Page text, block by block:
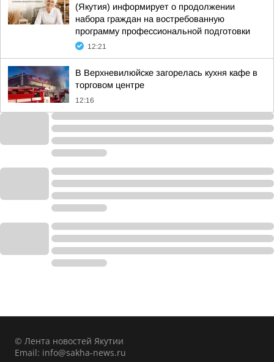
(Якутия) информирует о продолжении
набора граждан на востребованную
программу профессиональной подготовки
12:21
В Верхневилюйске загорелась кухня кафе в
торговом центре
12:16
© Лента новостей Якутии
Email: info@sakha-news.ru